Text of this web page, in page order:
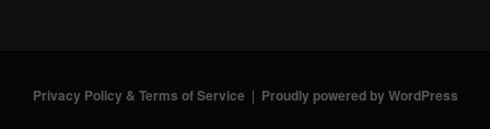
Privacy Policy & Terms of Service Proudly powered by WordPress